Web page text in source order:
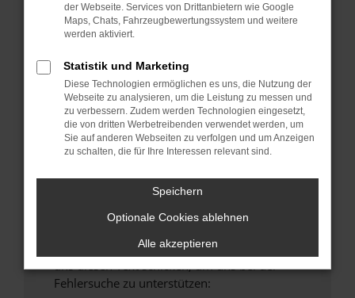
Starte dein Gerät neu.
Das kann manchmal helfen, vorübergehende
Stelle sicher, dass dein Browser und dein
Betriebssystem auf dem neuesten Stand
sind.
Veraltete Software birgt nicht nur ein
Sicherheitsrisiko, sondern kann auch dazu
führen, dass bestimmte Funktionen nicht mehr
Wende dich an den Webseitenbetreiber.
Wenn du alle oben genannten Schritte versucht
versuchen, das Problem zu beheben. Du kannst
uns diesen Text schicken, um uns bei der
Fehlersuche zu unterstützen:
der Webseite. Services von Drittanbietern wie Google
Maps, Chats, Fahrzeugbewertungssystem und weitere
werden aktiviert.
Statistik und Marketing
Diese Technologien ermöglichen es uns, die Nutzung der
Webseite zu analysieren, um die Leistung zu messen und
zu verbessern. Zudem werden Technologien eingesetzt,
die von dritten Werbetreibenden verwendet werden, um
Sie auf anderen Webseiten zu verfolgen und um Anzeigen
zu schalten, die für Ihre Interessen relevant sind.
Speichern
Optionale Cookies ablehnen
Alle akzeptieren